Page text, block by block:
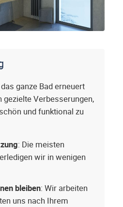
ganze Bad erneuert
gezielte Verbesserungen,
und funktional zu
: Die meisten
wir in wenigen
bleiben: Wir arbeiten
uns nach Ihrem